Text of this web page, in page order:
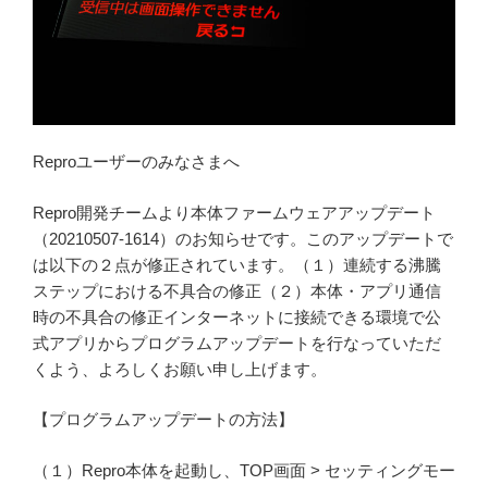
Reproユーザーのみなさまへ
Repro開発チームより本体ファームウェアアップデート
（20210507-1614）のお知らせです。このアップデートで
は以下の２点が修正されています。（１）連続する沸騰
ステップにおける不具合の修正（２）本体・アプリ通信
時の不具合の修正インターネットに接続できる環境で公
式アプリからプログラムアップデートを行なっていただ
くよう、よろしくお願い申し上げます。
【プログラムアップデートの方法】
（１）Repro本体を起動し、TOP画面 > セッティングモー